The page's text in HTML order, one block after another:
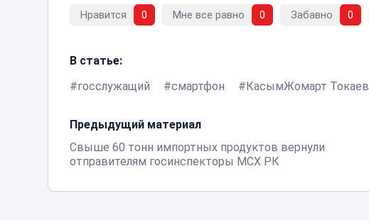
Нравится 0 Мне все равно 0 Забавно 0
В статье:
госслужащий
смартфон КасымЖомарт Токаев
Предыдущий материал
Свыше 60 тонн импортных продуктов вернули
отправителям госинспекторы МСХ РК